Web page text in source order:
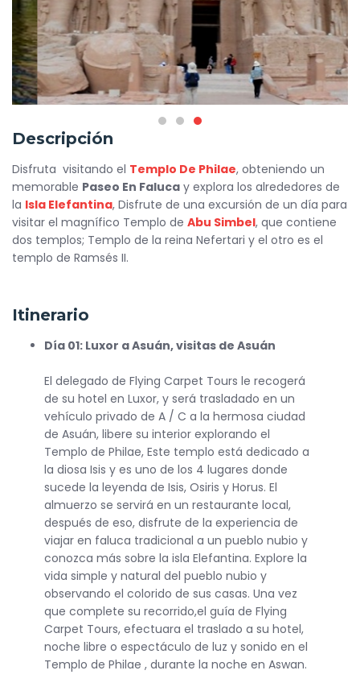
Descripción
Disfruta visitando el Templo De Philae, obteniendo un
memorable Paseo En Faluca y explora los alrededores de
la Isla Elefantina, Disfrute de una excursión de un día para
visitar el magnífico Templo de Abu Simbel, que contiene
dos templos; Templo de la reina Nefertari y el otro es el
templo de Ramsés II.
Itinerario
Día 01: Luxor a Asuán, visitas de Asuán
El delegado de Flying Carpet Tours le recogerá
de su hotel en Luxor, y será trasladado en un
vehículo privado de A / C a la hermosa ciudad
de Asuán, libere su interior explorando el
Templo de Philae, Este templo está dedicado a
la diosa Isis y es uno de los 4 lugares donde
sucede la leyenda de Isis, Osiris y Horus. El
almuerzo se servirá en un restaurante local,
después de eso, disfrute de la experiencia de
viajar en faluca tradicional a un pueblo nubio y
conozca más sobre la isla Elefantina. Explore la
vida simple y natural del pueblo nubio y
observando el colorido de sus casas. Una vez
que complete su recorrido,el guía de Flying
Carpet Tours, efectuara el traslado a su hotel,
noche libre o espectáculo de luz y sonido en el
Templo de Philae , durante la noche en Aswan.